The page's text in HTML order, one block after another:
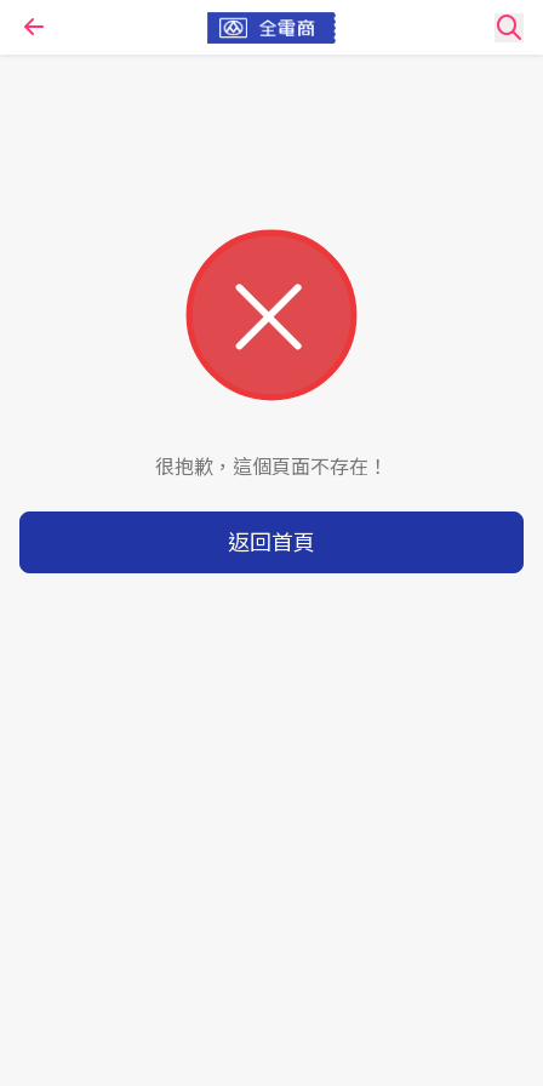
很抱歉，這個頁面不存在！
返回首頁